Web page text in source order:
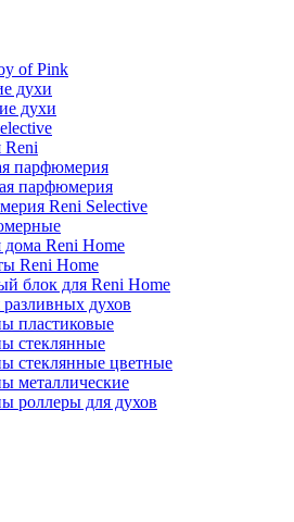
of Pink
духи
духи
парфюмерия
парфюмерия
Reni Selective
Reni Home
Reni Home
блок для Reni Home
духов
пластиковые
стеклянные
стеклянные цветные
металлические
роллеры для духов